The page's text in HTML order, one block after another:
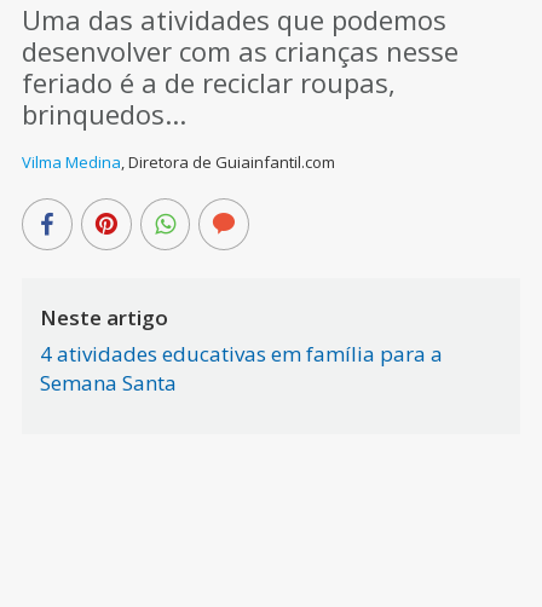
Uma das atividades que podemos
desenvolver com as crianças nesse
feriado é a de reciclar roupas,
brinquedos...
Vilma Medina,Diretora de Guiainfantil.com
Neste artigo
4 atividades educativas em família para a
Semana Santa